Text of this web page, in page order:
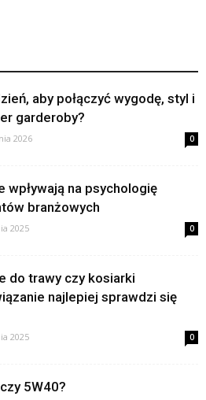
aby połączyć wygodę, styl i
garderoby?
2026 0
na psychologię
branżowych
2025 0
do trawy czy kosiarki
najlepiej sprawdzi się
2025 0
5W40?